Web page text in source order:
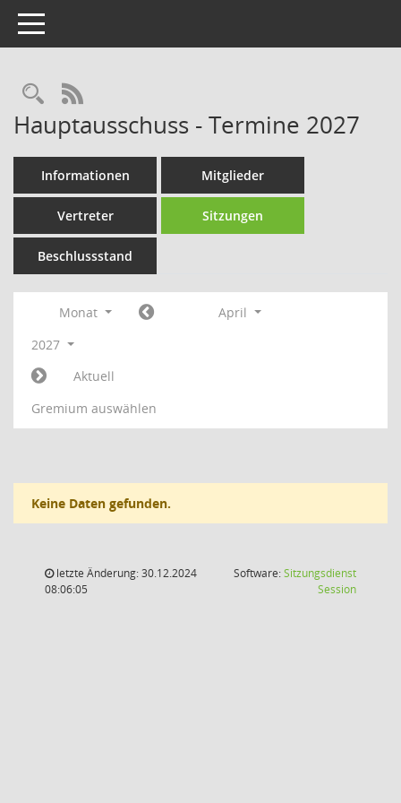
Toggle navigation
Rechercheauswahl
RSS-Feed
Hauptausschuss - Termine 2027
Informationen Mitglieder
Vertreter Sitzungen
Beschlussstand
Monat
April
2027
Aktuell
Gremium auswählen
Keine Daten gefunden.
letzte Änderung: 30.12.2024
08:06:05
Software:Sitzungsdienst
Session(Wird in